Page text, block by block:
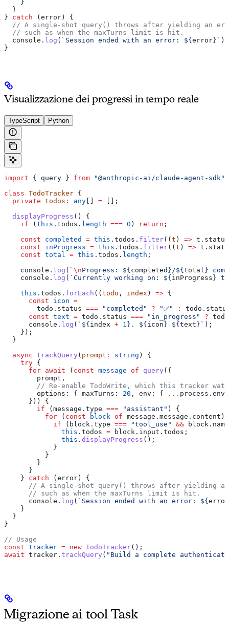
    }
  }
} catch ( error ) {
// A single-shot query() throws after yielding an
  // such as when the maxTurns limit is hit.
  console
. log ( `Session ended with an error: ${ error} ` );
}
Visualizzazione dei progressi in tempo reale
TypeScript Python
import { query } from "@anthropic-ai/claude-agent-sdk"
class TodoTracker {
  private
todos : any [] = [];
  displayProgress
() {
    if
(this . todos . length === 0 ) return ;
    const
completed = this . todos . filter((t ) => t . status
    const
inProgress = this . todos . filter((t ) => t .
    const
total = this . todos . length ;
    console
. log ( ` \nProgress: ${completed } /${total }
    console
. log ( `Currently working on: ${inProgress}
    this
. todos . forEach ((todo , index ) => {
      const
icon =
        todo
. status === "completed" ? "✅" : todo .
      const
text = todo . status === "in_progress" ? todo
      console
. log ( ` ${index + 1 } . ${icon} ${text} ` );
    });
  }
  async
trackQuery ( prompt : string ) {
    try
{
      for
await ( const message of query ({
        prompt
,
// Re-enable TodoWrite, which this tracker
        options:
{ maxTurns: 20 , env: { ... process . env
      })) {
        if
(message . type === "assistant" ) {
          for
( const block of message . message . content )
            if
( block . type === "tool_use" && block . name
              this
. todos = block . input . todos ;
              this
. displayProgress ();
            }
          }
        }
      }
    }
catch (error) {
// A single-shot query() throws after yielding
      // such as when the maxTurns limit is hit.
      console
. log ( `Session ended with an error: ${error
    }
  }
}
// Usage
const tracker = new TodoTracker();
await tracker . trackQuery ( "Build a complete
Migrazione ai tool Task